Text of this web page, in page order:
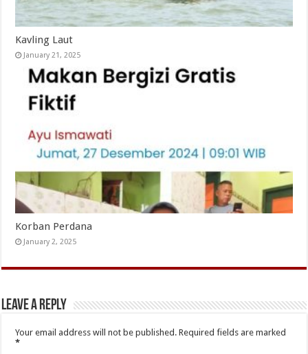
Kavling Laut
January 21, 2025
Korban Perdana
January 2, 2025
Leave a Reply
Your email address will not be published. Required fields are marked
*